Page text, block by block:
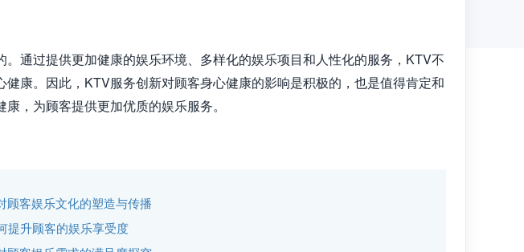
通过提供更加健康的娱乐环境、多样化的娱乐项目和人性化的服务，KTV不
康。因此，KTV服务创新对顾客身心健康的影响是积极的，也是值得肯定和
，为顾客提供更加优质的娱乐服务。
顾客娱乐文化的塑造与传播
提升顾客的娱乐享受度